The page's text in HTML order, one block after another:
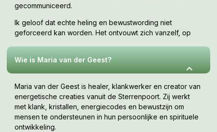
gecommuniceerd.
Ik geloof dat echte heling en bewustwording niet
geforceerd kan worden. Het ontvouwt zich vanzelf, op
Wie is Maria van der Geest?
Maria van der Geest is healer, klankwerker en creator van
energetische creaties vanuit de Sterrenpoort. Zij werkt
met klank, kristallen, energiecodes en bewustzijn om
mensen te ondersteunen in hun persoonlijke en spirituele
ontwikkeling.